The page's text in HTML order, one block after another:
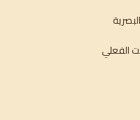
الفعلي